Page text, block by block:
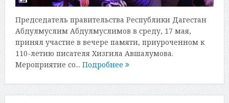
Председатель правительства Республики Дагестан
Абдулмуслим Абдулмуслимов в среду, 17 мая,
принял участие в вечере памяти, приуроченном к
110-летию писателя Хизгила Авшалумова.
Мероприятие со... Подробнее